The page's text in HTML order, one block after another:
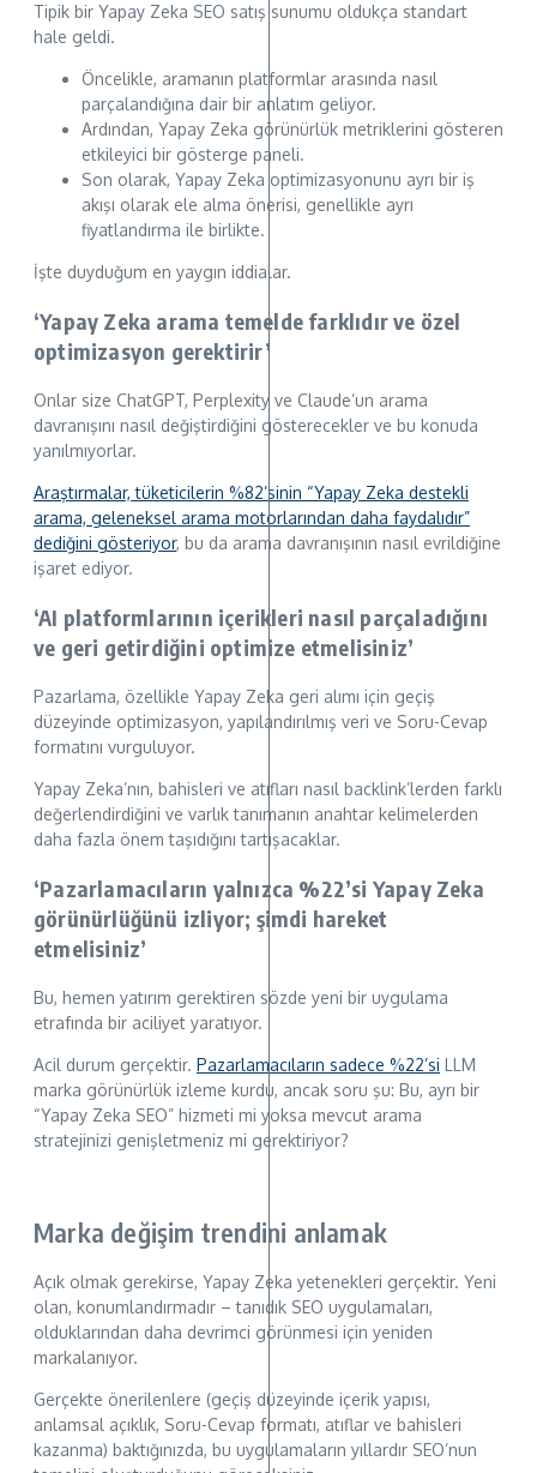
Tipik bir Yapay Zeka SEO satış sunumu oldukça standart
hale geldi.
Öncelikle, aramanın platformlar arasında nasıl
parçalandığına dair bir anlatım geliyor.
Ardından, Yapay Zeka görünürlük metriklerini gösteren
etkileyici bir gösterge paneli.
Son olarak, Yapay Zeka optimizasyonunu ayrı bir iş
akışı olarak ele alma önerisi, genellikle ayrı
fiyatlandırma ile birlikte.
İşte duyduğum en yaygın iddialar.
‘Yapay Zeka arama temelde farklıdır ve özel
optimizasyon gerektirir’
Onlar size ChatGPT, Perplexity ve Claude’un arama
davranışını nasıl değiştirdiğini gösterecekler ve bu konuda
yanılmıyorlar.
Araştırmalar, tüketicilerin %82’sinin “Yapay Zeka destekli
arama, geleneksel arama motorlarından daha faydalıdır”
dediğini gösteriyor, bu da arama davranışının nasıl evrildiğine
işaret ediyor.
‘AI platformlarının içerikleri nasıl parçaladığını
ve geri getirdiğini optimize etmelisiniz’
Pazarlama, özellikle Yapay Zeka geri alımı için geçiş
düzeyinde optimizasyon, yapılandırılmış veri ve Soru-Cevap
formatını vurguluyor.
Yapay Zeka’nın, bahisleri ve atıfları nasıl backlink’lerden farklı
değerlendirdiğini ve varlık tanımanın anahtar kelimelerden
daha fazla önem taşıdığını tartışacaklar.
‘Pazarlamacıların yalnızca %22’si Yapay Zeka
görünürlüğünü izliyor; şimdi hareket
etmelisiniz’
Bu, hemen yatırım gerektiren sözde yeni bir uygulama
etrafında bir aciliyet yaratıyor.
Acil durum gerçektir. Pazarlamacıların sadece %22’si LLM
marka görünürlük izleme kurdu, ancak soru şu: Bu, ayrı bir
“Yapay Zeka SEO” hizmeti mi yoksa mevcut arama
stratejinizi genişletmeniz mi gerektiriyor?
Marka değişim trendini anlamak
Açık olmak gerekirse, Yapay Zeka yetenekleri gerçektir. Yeni
olan, konumlandırmadır – tanıdık SEO uygulamaları,
olduklarından daha devrimci görünmesi için yeniden
markalanıyor.
Gerçekte önerilenlere (geçiş düzeyinde içerik yapısı,
anlamsal açıklık, Soru-Cevap formatı, atıflar ve bahisleri
kazanma) baktığınızda, bu uygulamaların yıllardır SEO’nun